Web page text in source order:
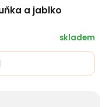
a jablko
skladem